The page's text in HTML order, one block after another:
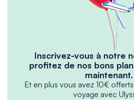
Inscrivez-vous à notre
profitez de nos bons
maintenant.
Et en plus vous avez 10€
voyage avec